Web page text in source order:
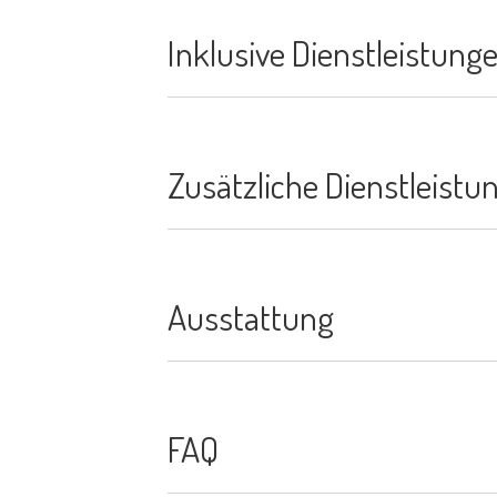
Inklusive
Zusätzliche
Ausstattung
FAQ